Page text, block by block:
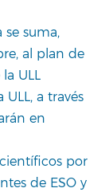
se suma,
al plan de
ULL
a través
en
por
de ESO y